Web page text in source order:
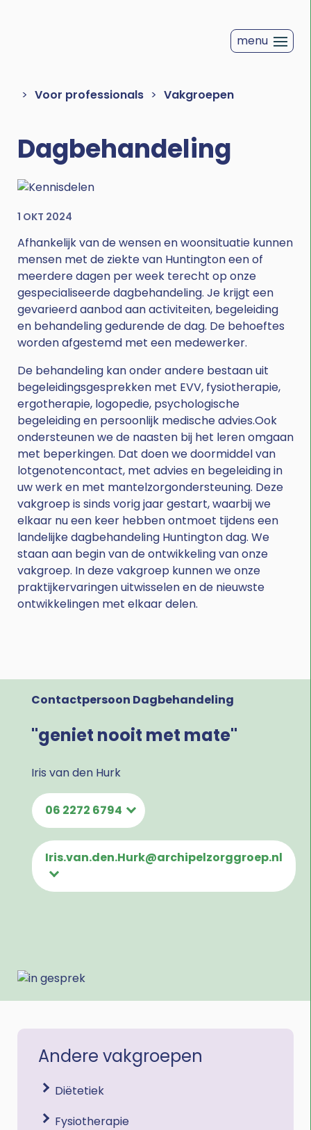
inhoud
menu
Kruimelpad
Voor professionals Vakgroepen
Dagbehandeling
Afbeelding
1 OKT 2024
Afhankelijk van de wensen en woonsituatie kunnen
mensen met de ziekte van Huntington een of
meerdere dagen per week terecht op onze
gespecialiseerde dagbehandeling. Je krijgt een
gevarieerd aanbod aan activiteiten, begeleiding
en behandeling gedurende de dag. De behoeftes
worden afgestemd met een medewerker.
De behandeling kan onder andere bestaan uit
begeleidingsgesprekken met EVV, fysiotherapie,
ergotherapie, logopedie, psychologische
begeleiding en persoonlijk medische advies.Ook
ondersteunen we de naasten bij het leren omgaan
met beperkingen. Dat doen we doormiddel van
lotgenotencontact, met advies en begeleiding in
uw werk en met mantelzorgondersteuning. Deze
vakgroep is sinds vorig jaar gestart, waarbij we
elkaar nu een keer hebben ontmoet tijdens een
landelijke dagbehandeling Huntington dag. We
staan aan begin van de ontwikkeling van onze
vakgroep. In deze vakgroep kunnen we onze
praktijkervaringen uitwisselen en de nieuwste
ontwikkelingen met elkaar delen.
Contactpersoon Dagbehandeling
"geniet nooit met mate"
Iris van den Hurk
06 2272 6794
Iris.van.den.Hurk@archipelzorggroep.nl
Afbeelding
Andere vakgroepen
Diëtetiek
Fysiotherapie